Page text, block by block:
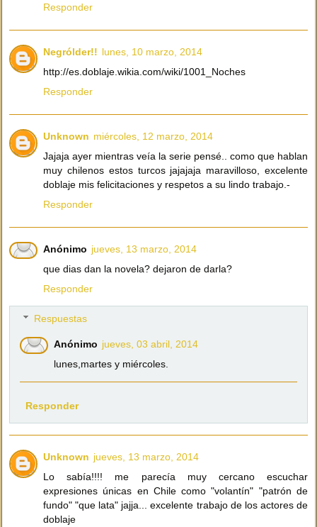
Responder
Negrólder!! lunes, 10 marzo, 2014
http://es.doblaje.wikia.com/wiki/1001_Noches
Responder
Unknown miércoles, 12 marzo, 2014
Jajaja ayer mientras veía la serie pensé.. como que hablan
muy chilenos estos turcos jajajaja maravilloso, excelente
doblaje mis felicitaciones y respetos a su lindo trabajo.-
Responder
Anónimo jueves, 13 marzo, 2014
que dias dan la novela? dejaron de darla?
Responder
Respuestas
Anónimo jueves, 03 abril, 2014
lunes,martes y miércoles.
Responder
Unknown jueves, 13 marzo, 2014
Lo sabía!!!! me parecía muy cercano escuchar
expresiones únicas en Chile como "volantín" "patrón de
fundo" "que lata" jajja... excelente trabajo de los actores de
doblaje